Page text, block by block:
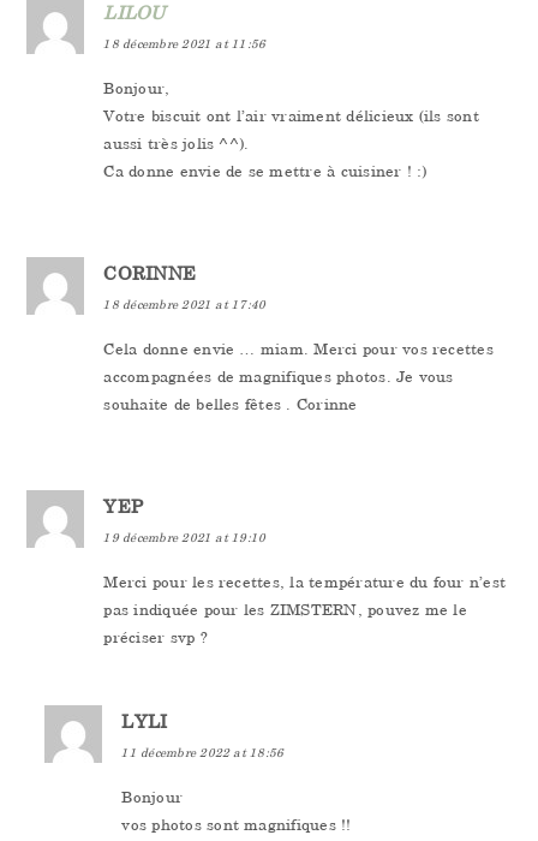
LILOU
18 décembre 2021 at 11:56
Bonjour,
Votre biscuit ont l’air vraiment délicieux (ils sont
aussi très jolis ^^).
Ca donne envie de se mettre à cuisiner ! :)
CORINNE
18 décembre 2021 at 17:40
Cela donne envie … miam. Merci pour vos recettes
accompagnées de magnifiques photos. Je vous
souhaite de belles fêtes . Corinne
YEP
19 décembre 2021 at 19:10
Merci pour les recettes, la température du four n’est
pas indiquée pour les ZIMSTERN, pouvez me le
préciser svp ?
LYLI
11 décembre 2022 at 18:56
Bonjour
vos photos sont magnifiques !!